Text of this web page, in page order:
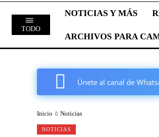
TODO
NOTICIAS Y MÁS
ARCHIVOS PARA
Únete al canal de
Inicio Noticias
NOTICIAS